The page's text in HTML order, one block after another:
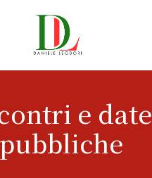
e date
pubbliche